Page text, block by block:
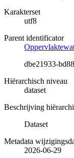
Karakterset
utf8
Parent identificator
dbe21933-
Hiërarchisch niveau
dataset
Beschrijving
Dataset
Metadata
2026-06-29